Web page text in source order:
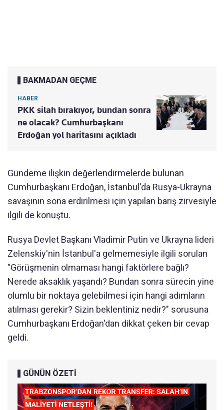
BAKMADAN GEÇME
HABER
PKK silah bırakıyor, bundan sonra
ne olacak? Cumhurbaşkanı
Erdoğan yol haritasını açıkladı
Gündeme ilişkin değerlendirmelerde bulunan
Cumhurbaşkanı Erdoğan, İstanbul'da Rusya-Ukrayna
savaşının sona erdirilmesi için yapılan barış zirvesiyle
ilgili de konuştu.
Rusya Devlet Başkanı Vladimir Putin ve Ukrayna lideri
Zelenskiy'nin İstanbul'a gelmemesiyle ilgili sorulan
"Görüşmenin olmaması hangi faktörlere bağlı?
Nerede aksaklık yaşandı? Bundan sonra sürecin yine
olumlu bir noktaya gelebilmesi için hangi adımların
atılması gerekir? Sizin beklentiniz nedir?" sorusuna
Cumhurbaşkanı Erdoğan'dan dikkat çeken bir cevap
geldi.
GÜNÜN ÖZETİ